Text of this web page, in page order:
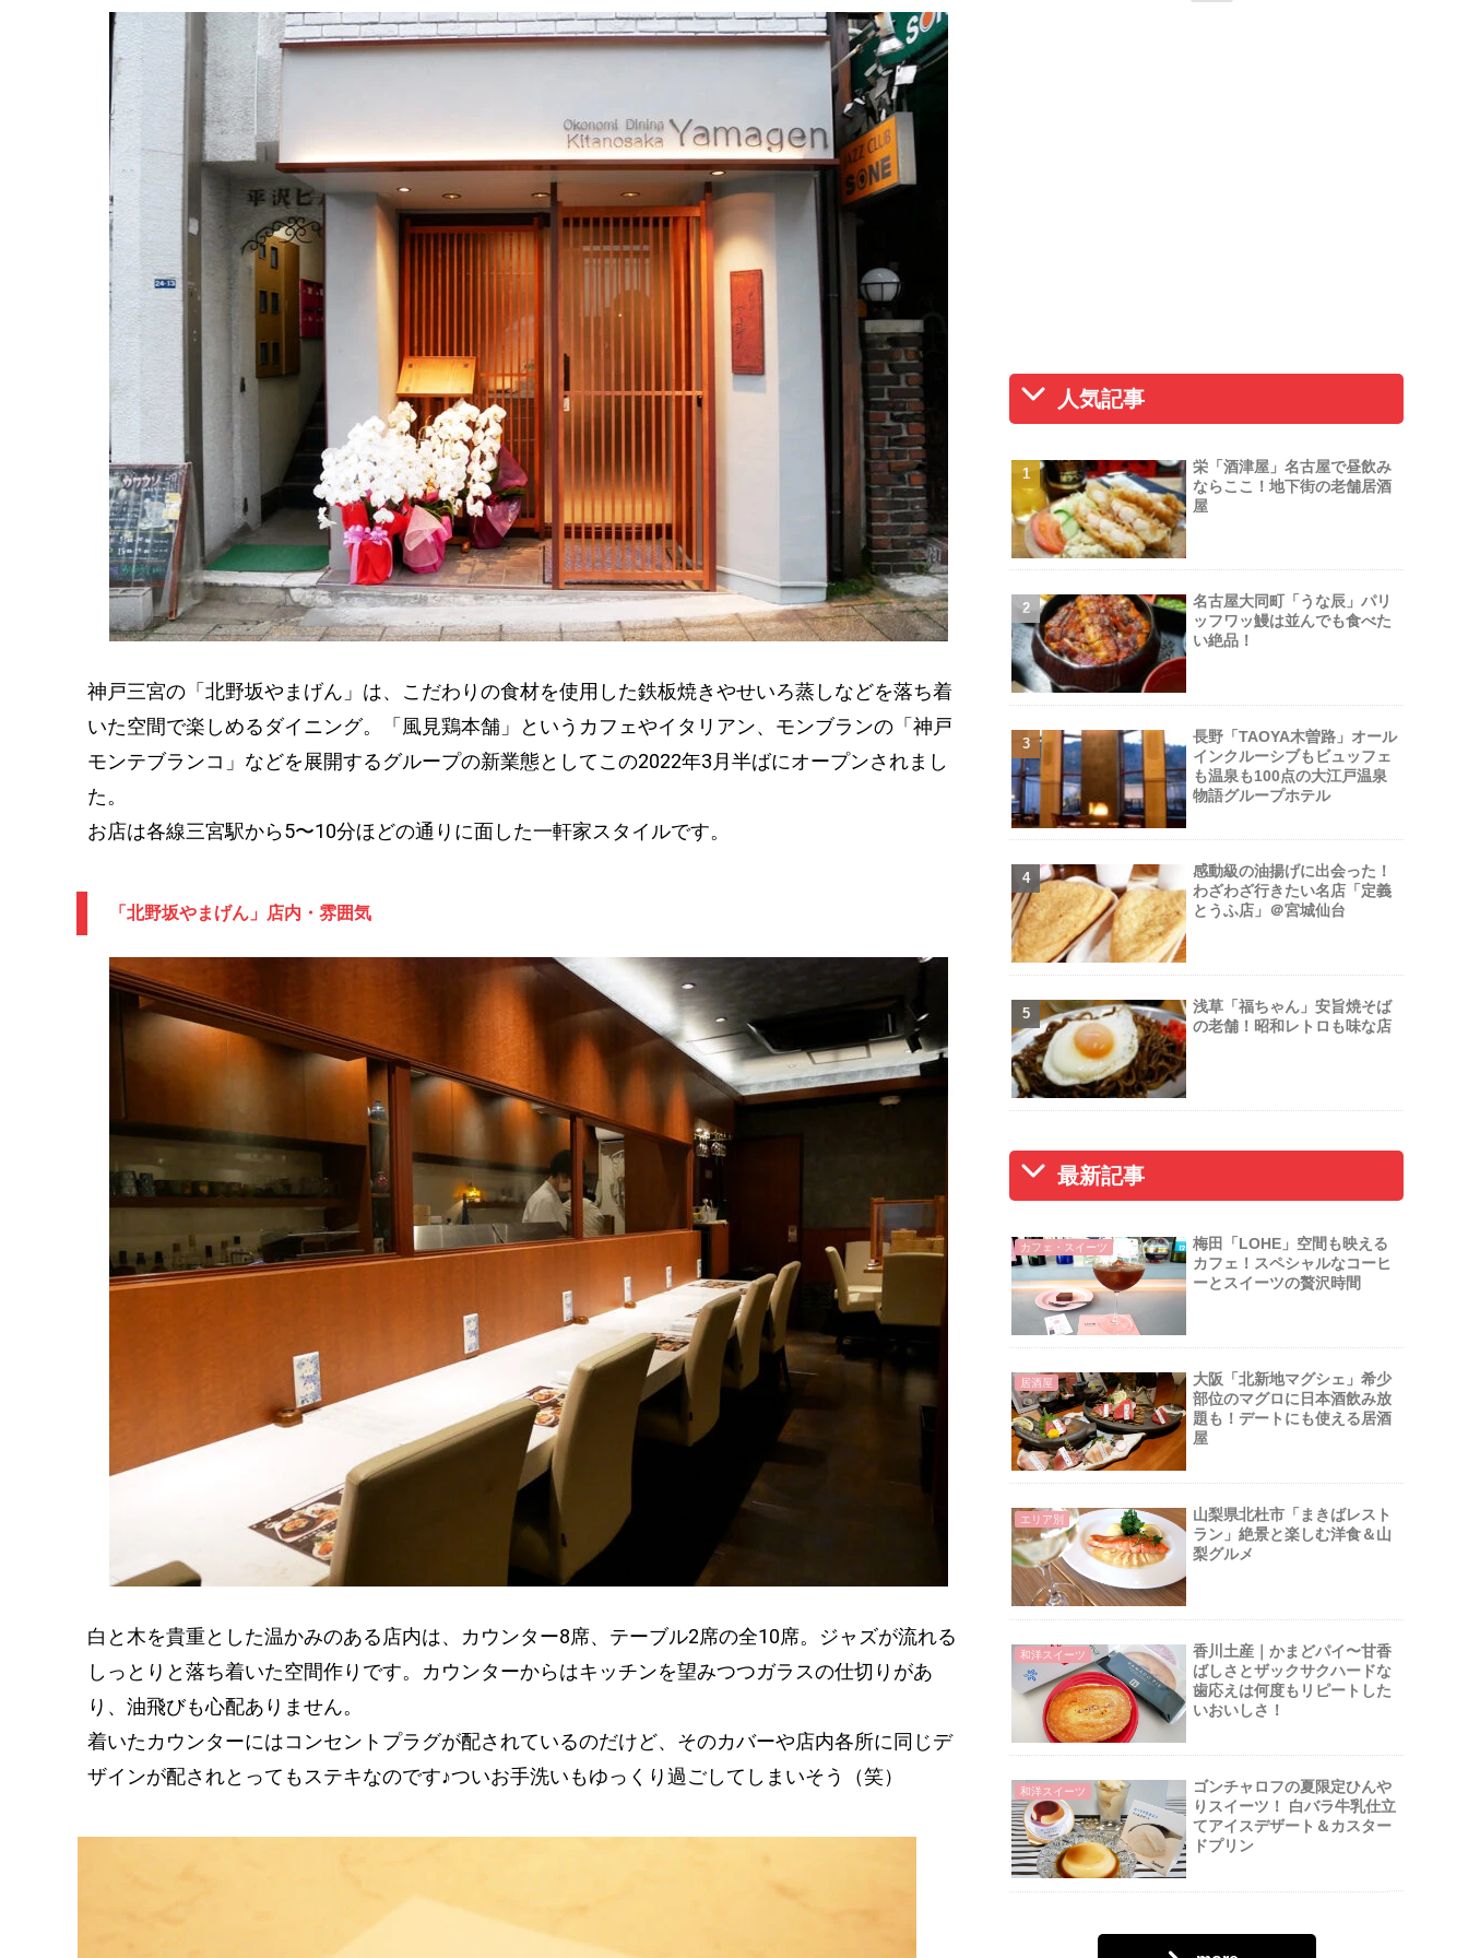
神戸三宮の「北野坂やまげん」は、こだわりの食材を使用した鉄板焼きやせいろ蒸しなどを落ち着
いた空間で楽しめるダイニング。「風見鶏本舗」というカフェやイタリアン、モンブランの「神戸
モンテブランコ」などを展開するグループの新業態としてこの2022年3月半ばにオープンされまし
た。
お店は各線三宮駅から5〜10分ほどの通りに面した一軒家スタイルです。
「北野坂やまげん」店内・雰囲気
白と木を貴重とした温かみのある店内は、カウンター8席、テーブル2席の全10席。ジャズが流れる
しっとりと落ち着いた空間作りです。カウンターからはキッチンを望みつつガラスの仕切りがあ
り、油飛びも心配ありません。
着いたカウンターにはコンセントプラグが配されているのだけど、そのカバーや店内各所に同じデ
ザインが配されとってもステキなのです♪ついお手洗いもゆっくり過ごしてしまいそう（笑）
人気記事
栄「酒津屋」名古屋で昼飲み
ならここ！地下街の老舗居酒
屋
名古屋大同町「うな辰」パリ
ッフワッ鰻は並んでも食べた
い絶品！
長野「TAOYA木曽路」オール
インクルーシブもビュッフェ
も温泉も100点の大江戸温泉
物語グループホテル
感動級の油揚げに出会った！
わざわざ行きたい名店「定義
とうふ店」＠宮城仙台
浅草「福ちゃん」安旨焼そば
の老舗！昭和レトロも味な店
最新記事
カフェ・スイーツ
梅田「LOHE」空間も映える
カフェ！スペシャルなコーヒ
ーとスイーツの贅沢時間
居酒屋
大阪「北新地マグシェ」希少
部位のマグロに日本酒飲み放
題も！デートにも使える居酒
屋
エリア別
山梨県北杜市「まきばレスト
ラン」絶景と楽しむ洋食＆山
梨グルメ
和洋スイーツ
香川土産｜かまどパイ〜甘香
ばしさとザックサクハードな
歯応えは何度もリピートした
いおいしさ！
和洋スイーツ
ゴンチャロフの夏限定ひんや
りスイーツ！ 白バラ牛乳仕立
てアイスデザート＆カスター
ドプリン